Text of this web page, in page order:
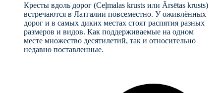
Кресты вдоль дорог (Ceļmalas krusts или Ārsētas krusts)
встречаются в Латгалии повсеместно. У оживлённых
дорог и в самых диких местах стоят распятия разных
размеров и видов. Как поддерживаемые на одном
месте множество десятилетий, так и относительно
недавно поставленные.